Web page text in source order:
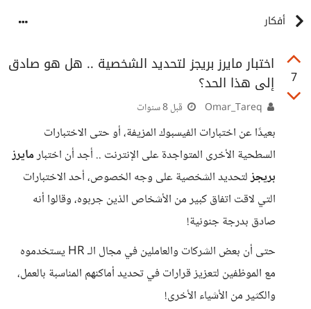
أفكار
7
اختبار مايرز بريجز لتحديد الشخصية .. هل هو صادق
إلى هذا الحد؟
قبل 8 سنوات
بعيدًا عن اختبارات الفيسبوك المزيفة، أو حتى الاختبارات
السطحية الأخرى المتواجدة على الإنترنت .. أجد أن اختبارمايرز
بريجزلتحديد الشخصية على وجه الخصوص، أحد الاختبارات
التي لاقت اتفاق كبير من الأشخاص الذين جربوه، وقالوا أنه
صادق بدرجة جنونية!
حتى أن بعض الشركات والعاملين في مجال الـ HR يستخدموه
مع الموظفين لتعزيز قرارات في تحديد أماكنهم المناسبة بالعمل،
والكثير من الأشياء الأخرى!